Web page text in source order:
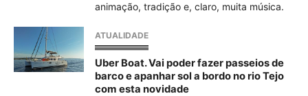
animação, tradição e, claro, muita música.
ATUALIDADE
Uber Boat. Vai poder fazer passeios de
barco e apanhar sol a bordo no rio Tejo
com esta novidade